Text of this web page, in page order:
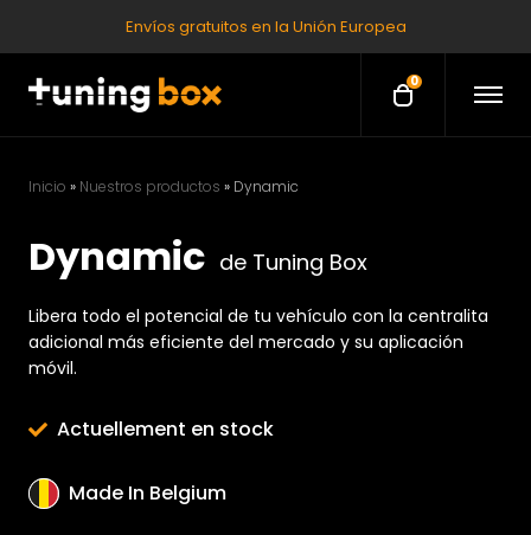
Envíos gratuitos en la Unión Europea
O
e
0
O
e
Inicio » Nuestros productos » Dynamic
Dynamic de Tuning Box
Libera todo el potencial de tu vehículo con la centralita
adicional más eficiente del mercado y su aplicación
móvil.
Actuellement en stock
Made In Belgium